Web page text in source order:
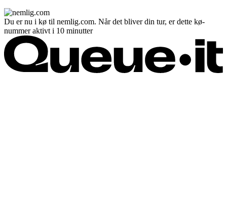
Du er nu i kø til nemlig.com. Når det bliver din tur, er dette kø-
nummer aktivt i 10 minutter